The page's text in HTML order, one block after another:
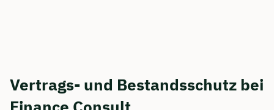
Vertrags- und Bestandsschutz bei